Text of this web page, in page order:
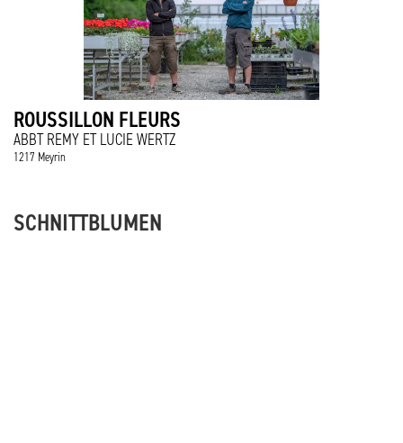
ROUSSILLON FLEURS
ABBT REMY ET LUCIE WERTZ
1217 Meyrin
SCHNITTBLUMEN